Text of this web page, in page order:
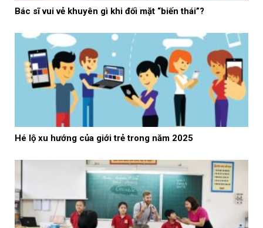
Bác sĩ vui vẻ khuyên gì khi đối mặt “biến thái”?
Hé lộ xu hướng của giới trẻ trong năm 2025